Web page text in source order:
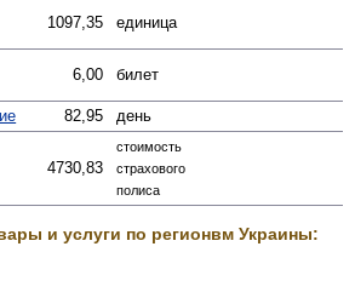
1097,35 единица
6,00 билет
82,95
день
4730,83
стоимость
страхового
полиса
и услуги по регионвм Украины: